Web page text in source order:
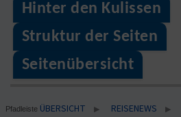
Hinter den Kulissen
Struktur der Seiten
Seitenübersicht
Pfadleiste ÜBERSICHT ▶ REISENEWS ▶